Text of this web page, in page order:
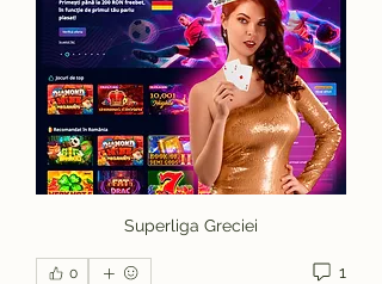
Superliga Greciei
0 1